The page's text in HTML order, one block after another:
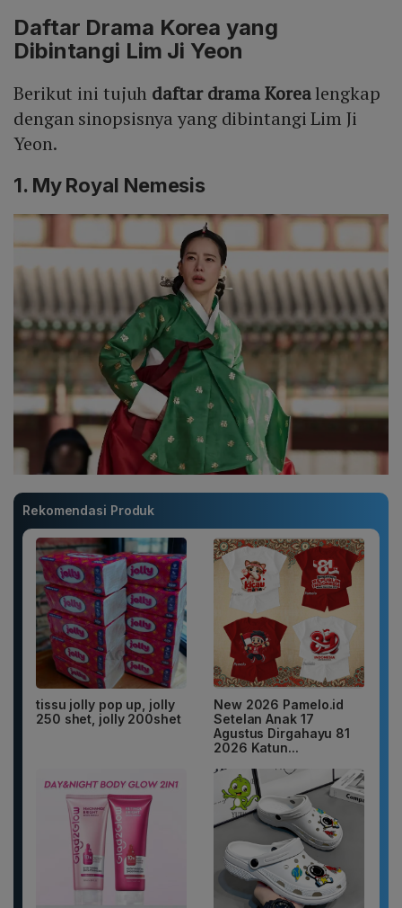
Daftar Drama Korea yang
Dibintangi Lim Ji Yeon
Berikut ini tujuh daftar drama Korealengkap
dengan sinopsisnya yang dibintangi Lim Ji
Yeon.
1. My Royal Nemesis
Rekomendasi Produk
tissu jolly pop up, jolly
250 shet, jolly 200shet
New 2026 Pamelo.id
Setelan Anak 17
Agustus Dirgahayu 81
2026 Katun...